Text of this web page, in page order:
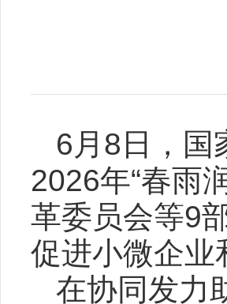
6月8日，国
2026年“春雨
革委员会等9
促进小微企业
在协同发力